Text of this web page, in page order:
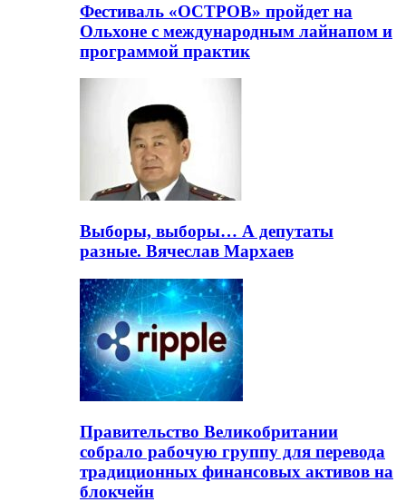
Фестиваль «ОСТРОВ» пройдет на
Ольхоне с международным лайнапом и
программой практик
Выборы, выборы… А депутаты
разные. Вячеслав Мархаев
Правительство Великобритании
собрало рабочую группу для перевода
традиционных финансовых активов на
блокчейн